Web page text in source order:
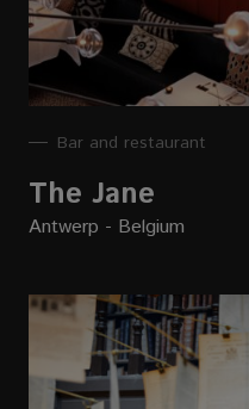
Bar and restaurant
The Jane
Antwerp - Belgium